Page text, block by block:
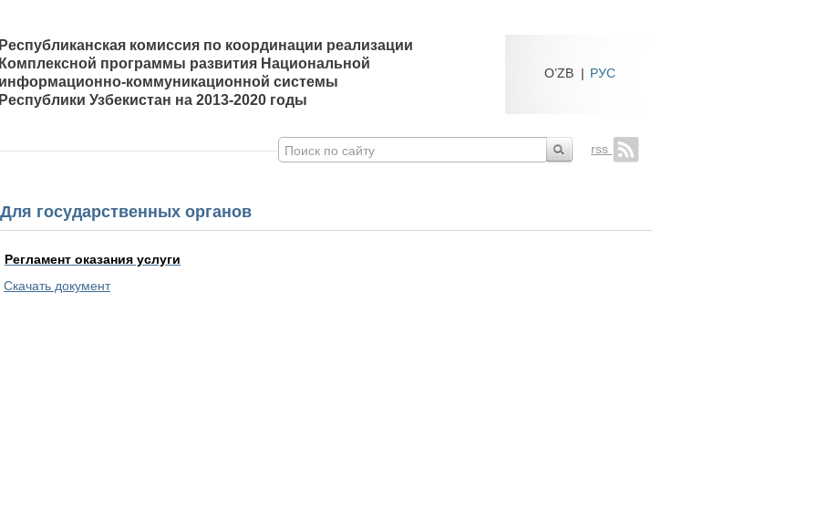
O’ZB | РУС
Республиканская комиссия по координации реализации
Комплексной программы развития Национальной
информационно-коммуникационной системы
Республики Узбекистан на 2013-2020 годы
rss
Для государственных органов
Регламент оказания услуги
Скачать документ